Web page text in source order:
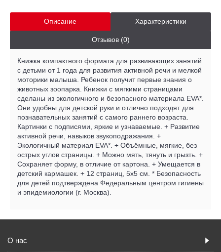
Описание Характеристики
Отзывов (0)
Книжка компактного формата для развивающих занятий
с детьми от 1 года для развития активной речи и мелкой
моторики малыша. Ребенок получит первые знания о
животных зоопарка. Книжки с мягкими страницами
сделаны из экологичного и безопасного материала EVA*.
Они удобны для детской руки и отлично подходят для
познавательных занятий с самого раннего возраста.
Картинки с подписями, яркие и узнаваемые. + Развитие
активной речи, навыков звукоподражания. +
Экологичный материал EVA*. + Объёмные, мягкие, без
острых углов страницы. + Можно мять, тянуть и грызть. +
Сохраняет форму, в отличие от картона. + Умещается в
детский кармашек. + 12 страниц, 5x5 см. * Безопасность
для детей подтверждена Федеральным центром гигиены
и эпидемиологии (г. Москва).
О нас